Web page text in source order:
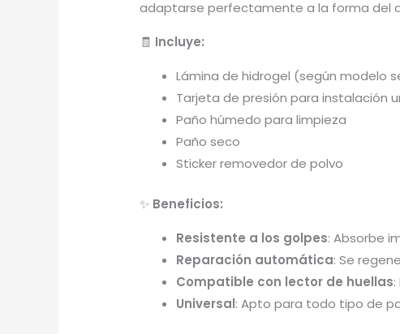
adaptarse perfectamente a la forma del
🧾 Incluye:
Lámina de hidrogel (según modelo
Tarjeta de presión para instalación
Paño húmedo para limpieza
Paño seco
Sticker removedor de polvo
✨ Beneficios:
Resistente a los golpes: Absorbe
Reparación automática: Se
Compatible con lector de huellas
Universal: Apto para todo tipo de